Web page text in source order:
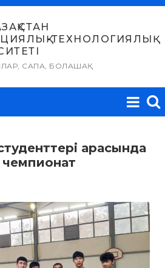
ТЕХНОЛОГИЯЛЫҚ
САПА, БОЛАШАҚ
арасында